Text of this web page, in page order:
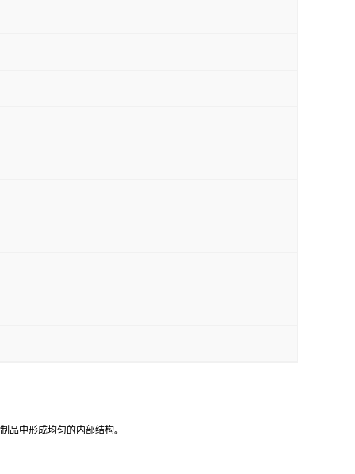
品中形成均匀的内部结构。